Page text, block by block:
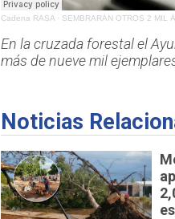
Cadena RASA· SEMBRARÁN OTROS 2 MIL
En la cruzada forestal el
más de nueve mil
Noticias